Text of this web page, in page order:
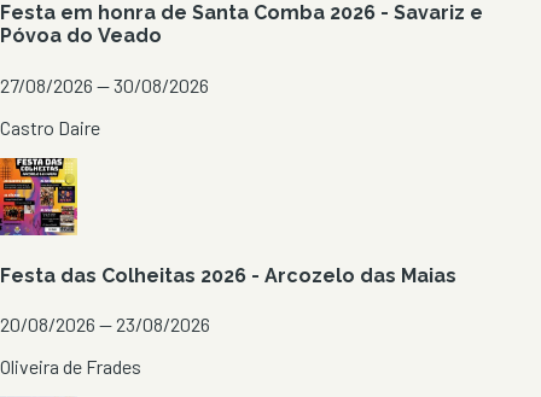
Festa em honra de Santa Comba 2026 - Savariz e
Póvoa do Veado
27/08/2026 — 30/08/2026
Castro Daire
Festa das Colheitas 2026 - Arcozelo das Maias
20/08/2026 — 23/08/2026
Oliveira de Frades